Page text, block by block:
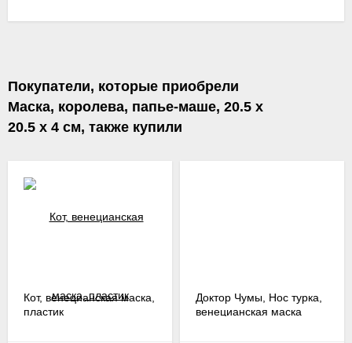
Покупатели, которые приобрели
Маска, королева, папье-маше, 20.5 х
20.5 х 4 см, также купили
Кот, венецианская маска,
пластик
Доктор Чумы, Нос турка,
венецианская маска